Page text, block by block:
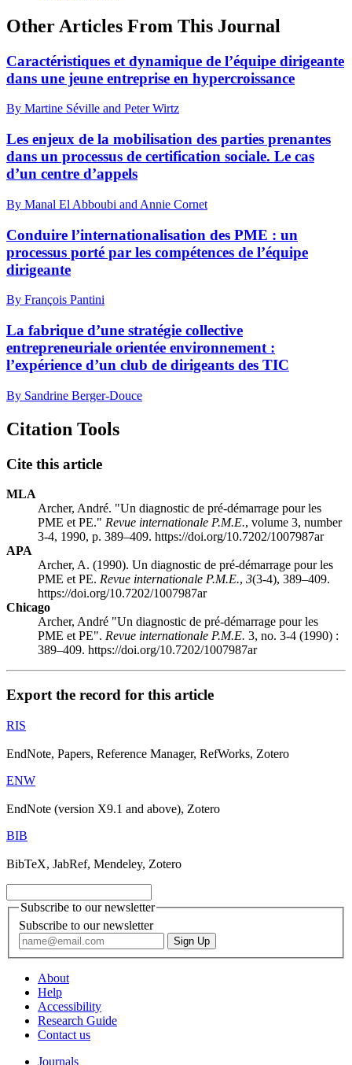
Other Articles From This Journal
Caractéristiques et dynamique de l’équipe dirigeante
dans une jeune entreprise en hypercroissance
By Martine Séville and Peter Wirtz
Les enjeux de la mobilisation des parties prenantes
dans un processus de certification sociale. Le cas
d’un centre d’appels
By Manal El Abboubi and Annie Cornet
Conduire l’internationalisation des PME : un
processus porté par les compétences de l’équipe
dirigeante
By François Pantini
La fabrique d’une stratégie collective
entrepreneuriale orientée environnement :
l’expérience d’un club de dirigeants des TIC
By Sandrine Berger-Douce
Citation Tools
Cite this article
MLA
Archer, André. "Un diagnostic de pré-démarrage pour les
PME et PE." Revue internationale P.M.E., volume 3, number
3-4, 1990, p. 389–409. https://doi.org/10.7202/1007987ar
APA
Archer, A. (1990). Un diagnostic de pré-démarrage pour les
PME et PE. Revue internationale P.M.E., 3(3-4), 389–409.
https://doi.org/10.7202/1007987ar
Chicago
Archer, André "Un diagnostic de pré-démarrage pour les
PME et PE". Revue internationale P.M.E. 3, no. 3-4 (1990) :
389–409. https://doi.org/10.7202/1007987ar
Export the record for this article
RIS
EndNote, Papers, Reference Manager, RefWorks, Zotero
ENW
EndNote (version X9.1 and above), Zotero
BIB
BibTeX, JabRef, Mendeley, Zotero
Subscribe to our newsletter
Subscribe to our newsletter
About
Help
Accessibility
Research Guide
Contact us
Journals